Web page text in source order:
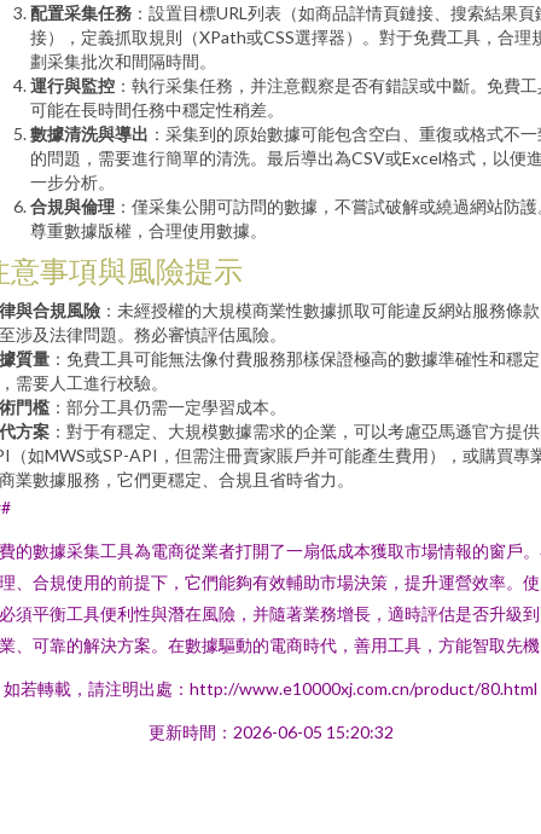
配置采集任務 ：設置目標URL列表（如商品詳情頁鏈接、搜索結果頁
接），定義抓取規則（XPath或CSS選擇器）。對于免費工具，合理
劃采集批次和間隔時間。
運行與監控 ：執行采集任務，并注意觀察是否有錯誤或中斷。免費工
可能在長時間任務中穩定性稍差。
數據清洗與導出 ：采集到的原始數據可能包含空白、重復或格式不一
的問題，需要進行簡單的清洗。最后導出為CSV或Excel格式，以便
一步分析。
合規與倫理 ：僅采集公開可訪問的數據，不嘗試破解或繞過網站防護
尊重數據版權，合理使用數據。
意事項與風險提示
與合規風險 ：未經授權的大規模商業性數據抓取可能違反網站服務條
涉及法律問題。務必審慎評估風險。
質量 ：免費工具可能無法像付費服務那樣保證極高的數據準確性和穩定
需要人工進行校驗。
門檻 ：部分工具仍需一定學習成本。
方案 ：對于有穩定、大規模數據需求的企業，可以考慮亞馬遜官方提
（如MWS或SP-API，但需注冊賣家賬戶并可能產生費用），或購買專
業數據服務，它們更穩定、合規且省時省力。
的數據采集工具為電商從業者打開了一扇低成本獲取市場情報的窗戶
、合規使用的前提下，它們能夠有效輔助市場決策，提升運營效率。
須平衡工具便利性與潛在風險，并隨著業務增長，適時評估是否升級
、可靠的解決方案。在數據驅動的電商時代，善用工具，方能智取先
如若轉載，請注明出處：http://www.e10000xj.com.cn/product/80.html
更新時間：2026-06-05 15:20:32